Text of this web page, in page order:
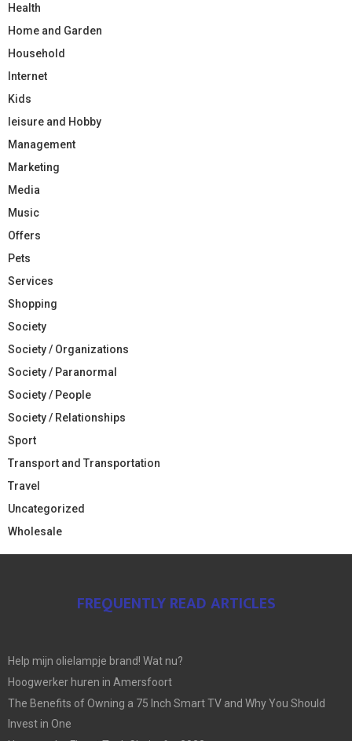
Health
Home and Garden
Household
Internet
Kids
leisure and Hobby
Management
Marketing
Media
Music
Offers
Pets
Services
Shopping
Society
Society / Organizations
Society / Paranormal
Society / People
Society / Relationships
Sport
Transport and Transportation
Travel
Uncategorized
Wholesale
FREQUENTLY READ ARTICLES
Help mijn olielampje brand! Wat nu?
Hoogwerker huren in Amersfoort
The Benefits of Owning a 75 Inch Smart TV and Why You Should
Invest in One